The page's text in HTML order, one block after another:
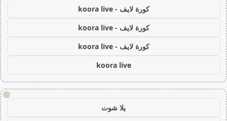
كورة لايف - koora live
كورة لايف - koora live
كورة لايف - koora live
koora live
!
يلا شوت